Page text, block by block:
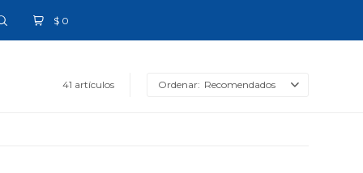
$ 0
41 artículos Recomendados